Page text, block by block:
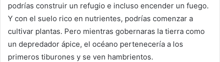
podrías construir un refugio e incluso encender un fuego.
Y con el suelo rico en nutrientes, podrías comenzar a
cultivar plantas. Pero mientras gobernaras la tierra como
un depredador ápice, el océano pertenecería a los
primeros tiburones y se ven hambrientos.